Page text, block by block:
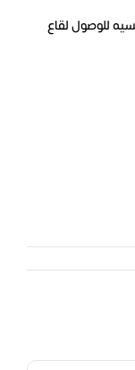
للوصول لقاع